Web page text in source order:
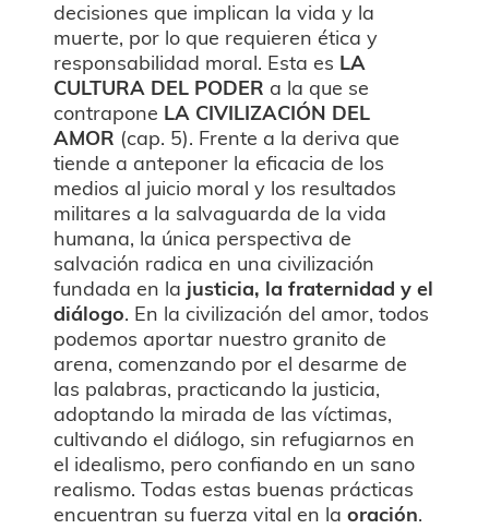
decisiones que implican la vida y la
muerte, por lo que requieren ética y
responsabilidad moral. Esta es LA
CULTURA DEL PODER a la que se
contrapone LA CIVILIZACIÓN DEL
AMOR (cap. 5). Frente a la deriva que
tiende a anteponer la eficacia de los
medios al juicio moral y los resultados
militares a la salvaguarda de la vida
humana, la única perspectiva de
salvación radica en una civilización
fundada en la justicia, la fraternidad y el
diálogo. En la civilización del amor, todos
podemos aportar nuestro granito de
arena, comenzando por el desarme de
las palabras, practicando la justicia,
adoptando la mirada de las víctimas,
cultivando el diálogo, sin refugiarnos en
el idealismo, pero confiando en un sano
realismo. Todas estas buenas prácticas
encuentran su fuerza vital en laoración.